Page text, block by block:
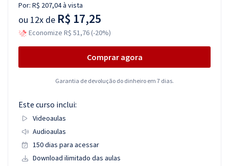
Por: R$ 207,04à vista
ou 12x de R$ 17,25
Economize R$ 51,76 (-20%)
Comprar agora
Garantia de devolução do dinheiro em 7 dias.
Este curso inclui:
Videoaulas
Audioaulas
150 dias para acessar
Download ilimitado das aulas